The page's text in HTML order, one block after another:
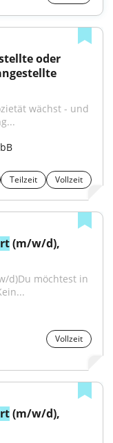
oder
wächst - und
Teilzeit Vollzeit
(m/w/d),
d)Du möchtest in
Vollzeit
(m/w/d),